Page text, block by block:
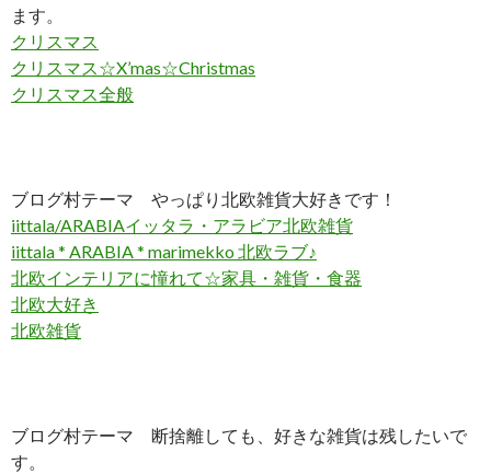
ます。
クリスマス
クリスマス☆X’mas☆Christmas
クリスマス全般
ブログ村テーマ やっぱり北欧雑貨大好きです！
iittala/ARABIAイッタラ・アラビア北欧雑貨
iittala * ARABIA * marimekko 北欧ラブ♪
北欧インテリアに憧れて☆家具・雑貨・食器
北欧大好き
北欧雑貨
ブログ村テーマ 断捨離しても、好きな雑貨は残したいで
す。